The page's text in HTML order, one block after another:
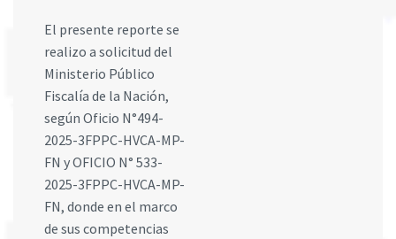
El presente reporte se
realizo a solicitud del
Ministerio Público
Fiscalía de la Nación,
según Oficio N°494-
2025-3FPPC-HVCA-MP-
FN y OFICIO N° 533-
2025-3FPPC-HVCA-MP-
FN, donde en el marco
de sus competencias